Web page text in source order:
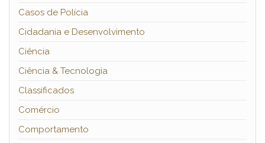
Casos de Polícia
Cidadania e Desenvolvimento
Ciência
Ciência & Tecnologia
Classificados
Comércio
Comportamento